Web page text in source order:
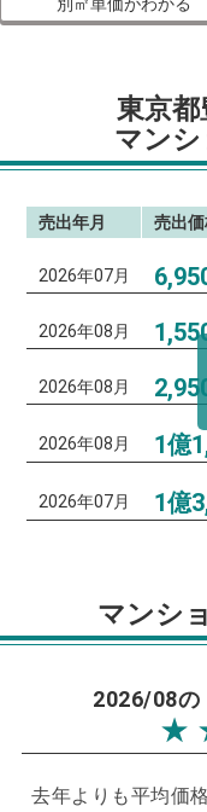
東京
マンシ
売出年月 売出
2026年07月
2026年08月
2026年08月
2026年08月 1億
2026年07月 1億
マンシ
2026/08の
去年よりも平均価